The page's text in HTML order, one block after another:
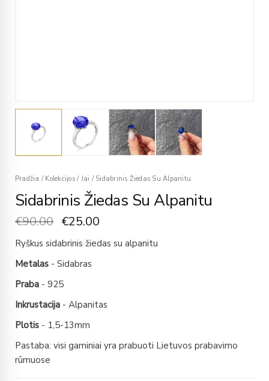
Pradžia / Kolekcijos / Jai /Sidabrinis Žiedas Su Alpanitu
Sidabrinis Žiedas Su Alpanitu
€90.00 €25.00
Ryškus sidabrinis žiedas su alpanitu
Metalas - Sidabras
Praba - 925
Inkrustacija - Alpanitas
Plotis - 1,5-13mm
Pastaba: visi gaminiai yra prabuoti Lietuvos prabavimo
rūmuose